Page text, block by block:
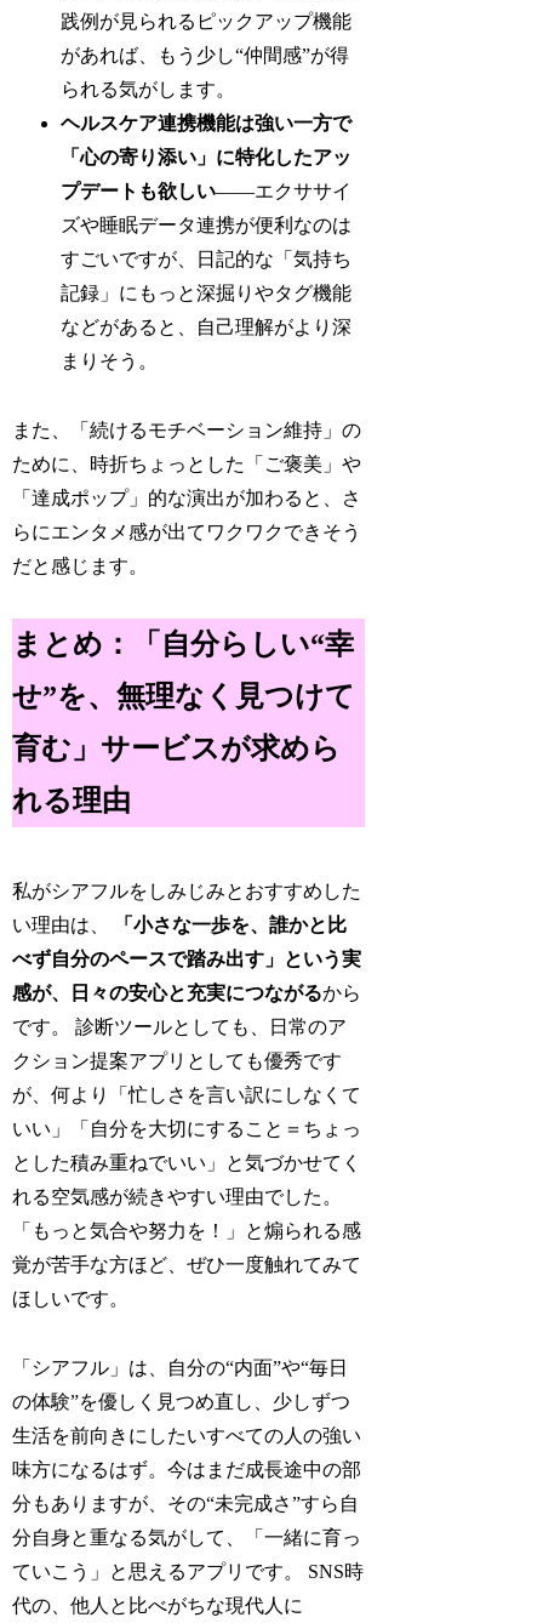
践例が見られるピックアップ機能
があれば、もう少し“仲間感”が得
られる気がします。
ヘルスケア連携機能は強い一方で
「心の寄り添い」に特化したアッ
プデートも欲しい——エクササイ
ズや睡眠データ連携が便利なのは
すごいですが、日記的な「気持ち
記録」にもっと深掘りやタグ機能
などがあると、自己理解がより深
まりそう。
また、「続けるモチベーション維持」の
ために、時折ちょっとした「ご褒美」や
「達成ポップ」的な演出が加わると、さ
らにエンタメ感が出てワクワクできそう
だと感じます。
まとめ：「自分らしい“幸
せ”を、無理なく見つけて
育む」サービスが求めら
れる理由
私がシアフルをしみじみとおすすめした
い理由は、
「小さな一歩を、誰かと比
べず自分のペースで踏み出す」という実
感が、日々の安心と充実につながるから
です。 診断ツールとしても、日常のア
クション提案アプリとしても優秀です
が、何より「忙しさを言い訳にしなくて
いい」「自分を大切にすること＝ちょっ
とした積み重ねでいい」と気づかせてく
れる空気感が続きやすい理由でした。
「もっと気合や努力を！」と煽られる感
覚が苦手な方ほど、ぜひ一度触れてみて
ほしいです。
「シアフル」は、自分の“内面”や“毎日
の体験”を優しく見つめ直し、少しずつ
生活を前向きにしたいすべての人の強い
味方になるはず。今はまだ成長途中の部
分もありますが、その“未完成さ”すら自
分自身と重なる気がして、「一緒に育っ
ていこう」と思えるアプリです。 SNS時
代の、他人と比べがちな現代人に